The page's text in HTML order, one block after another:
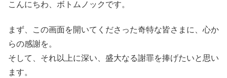
こんにちわ、ボトムノックです。
まず、この画面を開いてくださった奇特な皆さまに、心か
らの感謝を。
そして、それ以上に深い、盛大なる謝罪を捧げたいと思い
ます。